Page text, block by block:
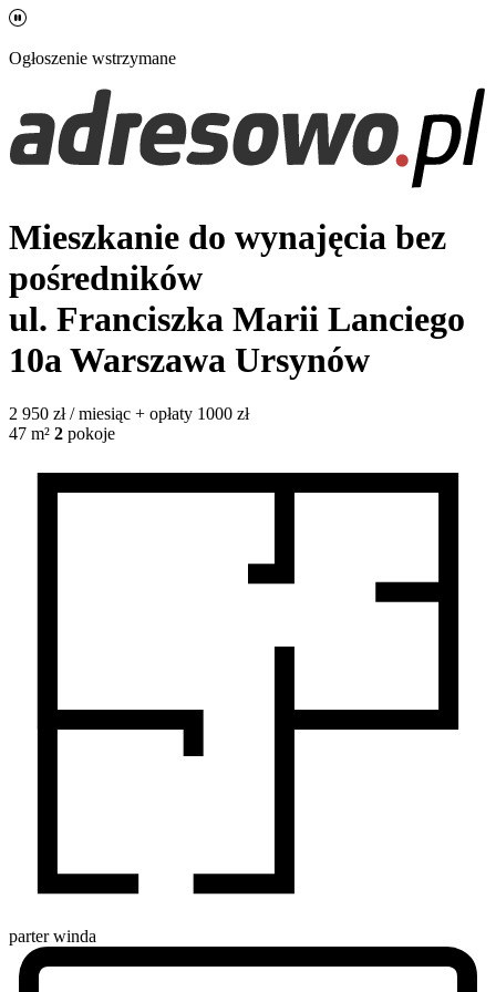
Ogłoszenie wstrzymane
Mieszkanie do wynajęcia bez
pośredników
ul. Franciszka Marii Lanciego
10a Warszawa Ursynów
2 950 zł / miesiąc + opłaty 1000 zł
47 m² 2 pokoje
parter winda